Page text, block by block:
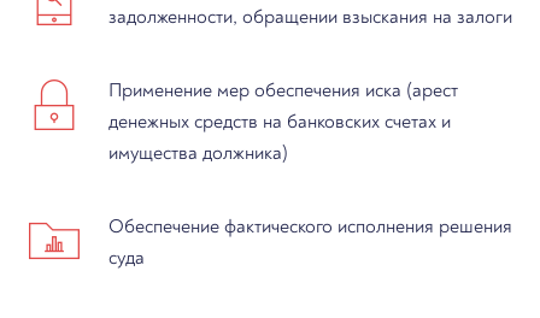
задолженности, обращении взыскания на залоги
Применение мер обеспечения иска (арест
денежных средств на банковских счетах и
имущества должника)
Обеспечение фактического исполнения решения
суда